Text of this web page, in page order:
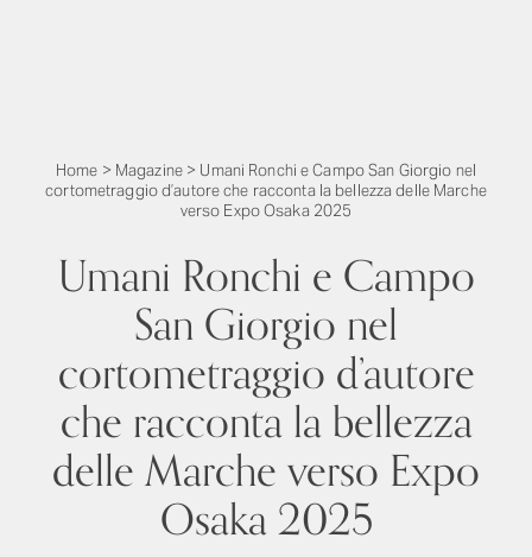
Home > Magazine> Umani Ronchi e Campo San Giorgio nel
cortometraggio d’autore che racconta la bellezza delle Marche
verso Expo Osaka 2025
Umani Ronchi e Campo
San Giorgio nel
cortometraggio d’autore
che racconta la bellezza
delle Marche verso Expo
Osaka 2025